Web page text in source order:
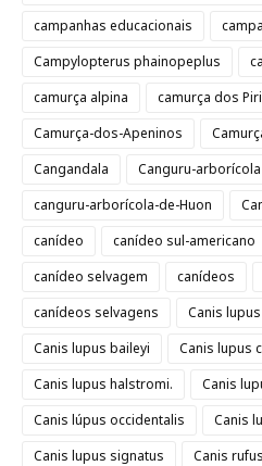
campanhas educacionais
Campylopterus phainopeplus
camurça alpina
camurça dos
Camurça-dos-Apeninos
Cangandala
Canguru-
canguru-arborícola-de-Huon
canídeo
canídeo sul-americano
canídeo selvagem
canídeos
canídeos selvagens
Canis
Canis lupus baileyi
Canis lupus
Canis lupus halstromi.
Canis
Canis lúpus occidentalis
Canis
Canis lupus signatus
Canis rufus